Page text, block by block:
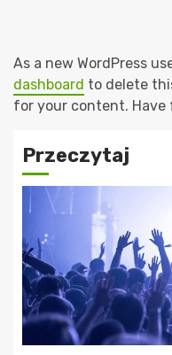
As a new WordPress
dashboard to delete
for your content. Have
Przeczytaj